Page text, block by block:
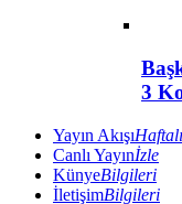
3
Yayın Akışı
Canlı Yayınİzle
KünyeBilgileri
İletişimBilgileri